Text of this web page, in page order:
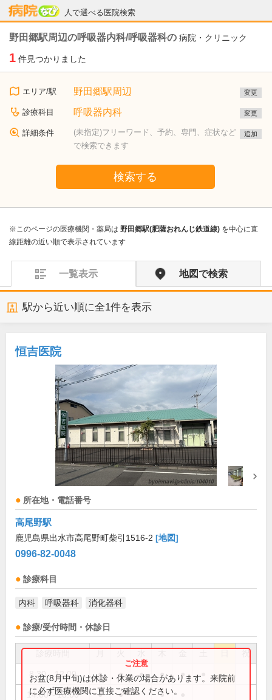
人で選べる医院検索
病院なび
野田郷駅周辺の呼吸器内科/呼吸器科の 病院・クリニック
1 件見つかりました
エリア/駅 野田郷駅周辺 変更
診療科目 呼吸器内科 変更
詳細条件
(未指定)フリーワード、予約、専門、症状など
で検索できます
追加
検索する
※このページの医療機関・薬局は 野田郷駅(肥薩おれんじ鉄道線) を中心に直
線距離の近い順で表示されています
一覧表示 地図で検索
駅から近い順に全1件を表示
恒吉医院
所在地・電話番号
高尾野駅
鹿児島県出水市高尾野町柴引1516-2 [地図]
0996-82-0048
診療科目
内科 呼吸器科 消化器科
診療/受付時間・休診日
祝
8:30～12:00 ● ● ● ● ●
14:00～18:00 ● ● ●
お盆(8月中旬)は休診・休業の場合があります。来院前
に必ず医療機関に直接ご確認ください。